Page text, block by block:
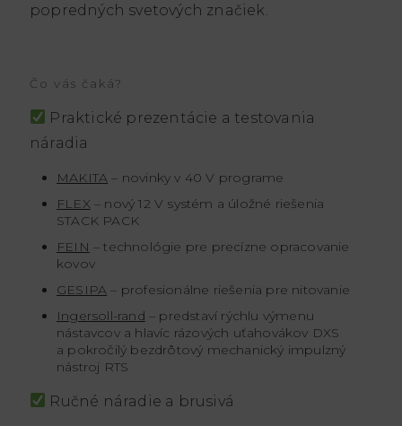
popredných svetových značiek.
Čo vás čaká?
Praktické prezentácie a testovania
náradia
MAKITA – novinky v 40 V programe
FLEX – nový 12 V systém a úložné riešenia
STACK PACK
FEIN – technológie pre precízne opracovanie
kovov
GESIPA – profesionálne riešenia pre nitovanie
Ingersoll-rand – predstaví rýchlu výmenu
nástavcov a hlavíc rázových uťahovákov DXS
a pokročilý bezdrôtový mechanický impulzný
nástroj RTS
Ručné náradie a brusivá